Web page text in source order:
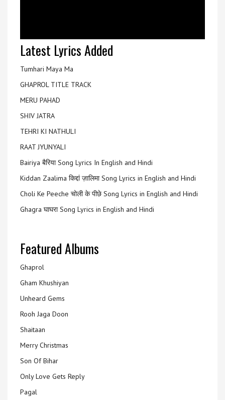
Latest Lyrics Added
Tumhari Maya Ma
GHAPROL TITLE TRACK
MERU PAHAD
SHIV JATRA
TEHRI KI NATHULI
RAAT JYUNYALI
Bairiya बैरिया Song Lyrics In English and Hindi
Kiddan Zaalima किद्दां ज़ालिमा Song Lyrics in English and Hindi
Choli Ke Peeche चोली के पीछे Song Lyrics in English and Hindi
Ghagra घाघरा Song Lyrics in English and Hindi
Featured Albums
Ghaprol
Gham Khushiyan
Unheard Gems
Rooh Jaga Doon
Shaitaan
Merry Christmas
Son Of Bihar
Only Love Gets Reply
Pagal